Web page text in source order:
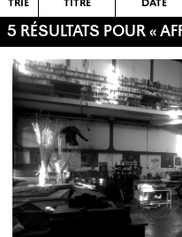
5 RÉSULTATS POUR «